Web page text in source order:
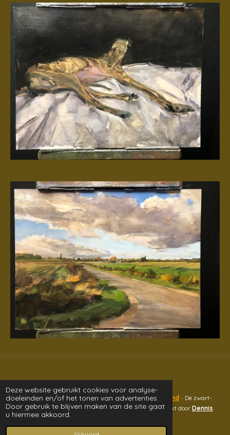
Deze website gebruikt cookies voor analyse-
doeleinden en/of het tonen van advertenties.
Door gebruik te blijven maken van de site gaat
u hiermee akkoord.
© 2026 David Hornbeck Studio - design bijMade in Holland - De zwart-
wit foto's van David die schildert in zijn atelier, zijn gemaakt door Dennis
Hamer
Powered byJouwWeb